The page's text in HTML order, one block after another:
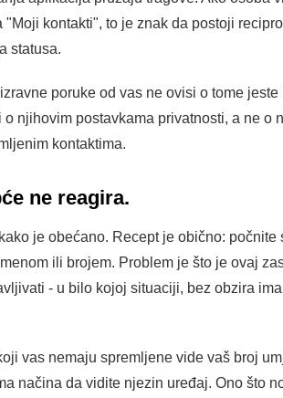
kontakti", to je znak da postoji
statusa.
poruke od vas ne ovisi o tome
njihovim postavkama privatnosti, a ne o
kontaktima.
ne reagira.
je obećano. Recept je obično:
ili brojem. Problem je što je ovaj
- u bilo kojoj situaciji, bez obzira
vas nemaju spremljene vide vaš broj
načina da vidite njezin uređaj. Ono što